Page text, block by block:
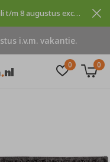
0 0
Niet goed, geld terug
I.v.m. vakantie zijn wij gesloten van 16 juli t/m 8 augustus excuses voor dit ongemak.